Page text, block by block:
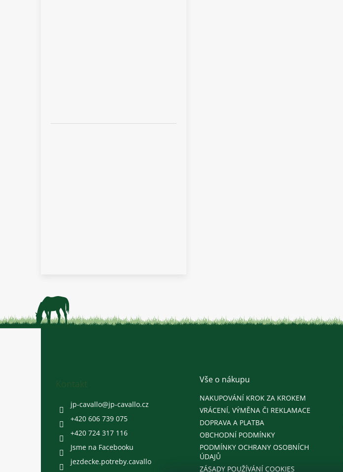
Z
jp-cavallo@jp-cavallo.cz
+420 606 739 075
+420 724 317 116
Jsme na Facebooku
jezdecke.potreby.cavallo
Vše o nákupu
NAKUPOVÁNÍ KROK ZA KROKEM
VRÁCENÍ, VÝMĚNA ČI REKLAMACE
DOPRAVA A PLATBA
OBCHODNÍ PODMÍNKY
PODMÍNKY OCHRANY OSOBNÍCH
ÚDAJŮ
ZÁSADY POUŽÍVÁNÍ COOKIES